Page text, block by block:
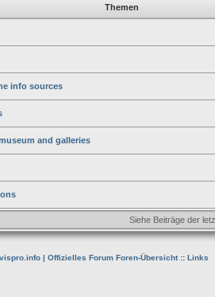
Themen
info sources
and galleries
Siehe Beiträge der
| Offizielles Forum Foren-Übersicht:: Links